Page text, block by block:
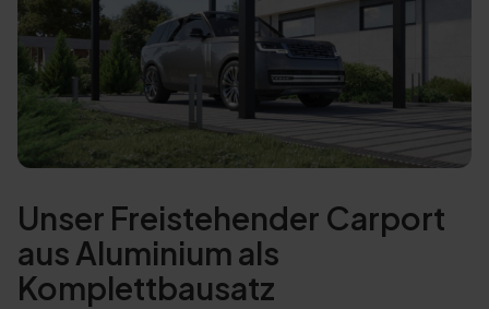
Unser Freistehender Carport
aus Aluminium als
Komplettbausatz